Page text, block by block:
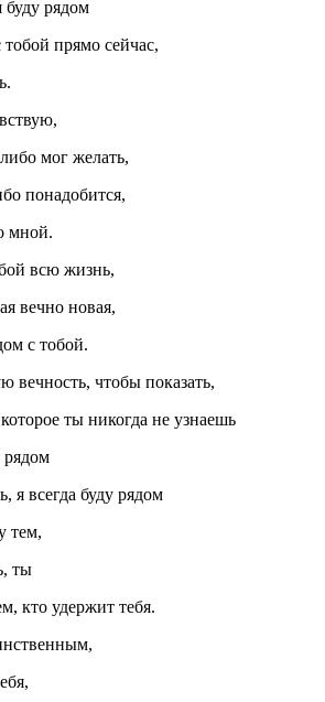
рядом
прямо сейчас,
мог желать,
понадобится,
мной.
всю жизнь,
вечно новая,
с тобой.
вечность, чтобы показать,
ты никогда не узнаешь
рядом
я всегда буду рядом
тем,
ты
кто удержит тебя.